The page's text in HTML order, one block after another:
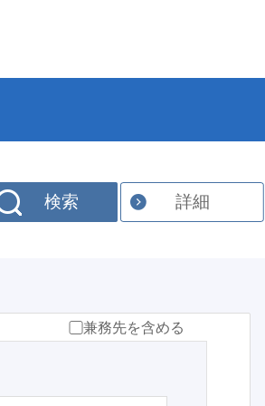
検索 詳細
兼務先を含める